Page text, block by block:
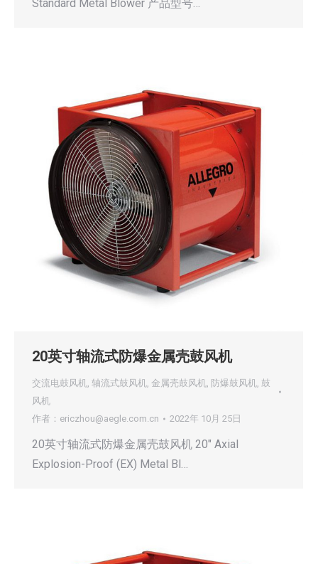
Standard Metal Blower 产品型号…
20英寸轴流式防爆金属壳鼓风机
交流电鼓风机, 轴流式鼓风机, 金属壳鼓风机, 防爆鼓风机, 鼓
风机
作者： ericzhou@aegle.com.cn 2022年 10月 25日
20英寸轴流式防爆金属壳鼓风机 20″ Axial
Explosion-Proof (EX) Metal Bl…